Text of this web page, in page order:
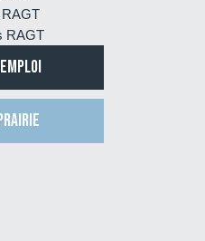
RAGT